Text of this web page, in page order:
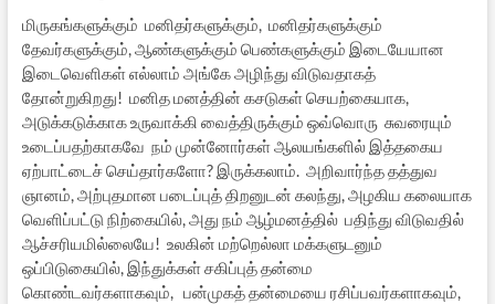
மிருகங்களுக்கும் மனிதர்களுக்கும், மனிதர்களுக்கும்
தேவர்களுக்கும், ஆண்களுக்கும் பெண்களுக்கும் இடையேயான
இடைவெளிகள் எல்லாம் அங்கே அழிந்து விடுவதாகத்
தோன்றுகிறது! மனித மனத்தின் கசடுகள் செயற்கையாக,
அடுக்கடுக்காக உருவாக்கி வைத்திருக்கும் ஒவ்வொரு சுவரையும்
உடைப்பதற்காகவே நம் முன்னோர்கள் ஆலயங்களில் இத்தகைய
ஏற்பாட்டைச் செய்தார்களோ? இருக்கலாம். அறிவார்ந்த தத்துவ
ஞானம், அற்புதமான படைப்புத் திறனுடன் கலந்து, அழகிய கலையாக
வெளிப்பட்டு நிற்கையில், அது நம் ஆழ்மனத்தில் பதிந்து விடுவதில்
ஆச்சரியமில்லையே! உலகின் மற்றெல்லா மக்களுடனும்
ஒப்பிடுகையில், இந்துக்கள் சகிப்புத் தன்மை
கொண்டவர்களாகவும், பன்முகத் தன்மையை ரசிப்பவர்களாகவும்,